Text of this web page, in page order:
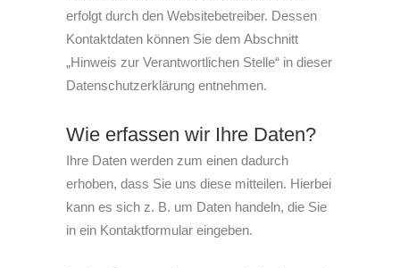
erfolgt durch den Websitebetreiber. Dessen
Kontaktdaten können Sie dem Abschnitt
„Hinweis zur Verantwortlichen Stelle“ in dieser
Datenschutzerklärung entnehmen.
Wie erfassen wir Ihre Daten?
Ihre Daten werden zum einen dadurch
erhoben, dass Sie uns diese mitteilen. Hierbei
kann es sich z. B. um Daten handeln, die Sie
in ein Kontaktformular eingeben.